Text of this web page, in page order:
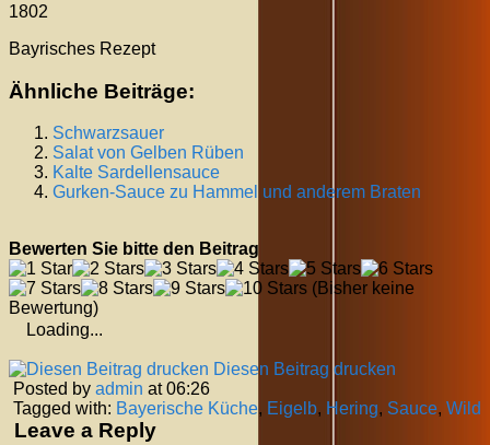
1802
Bayrisches Rezept
Ähnliche Beiträge:
Schwarzsauer
Salat von Gelben Rüben
Kalte Sardellensauce
Gurken-Sauce zu Hammel und anderem Braten
Bewerten Sie bitte den Beitrag
(Bisher keine
Bewertung)
Loading...
Diesen Beitrag drucken
Posted by admin at 06:26
Tagged with: Bayerische Küche, Eigelb, Hering, Sauce, Wild
Leave a Reply